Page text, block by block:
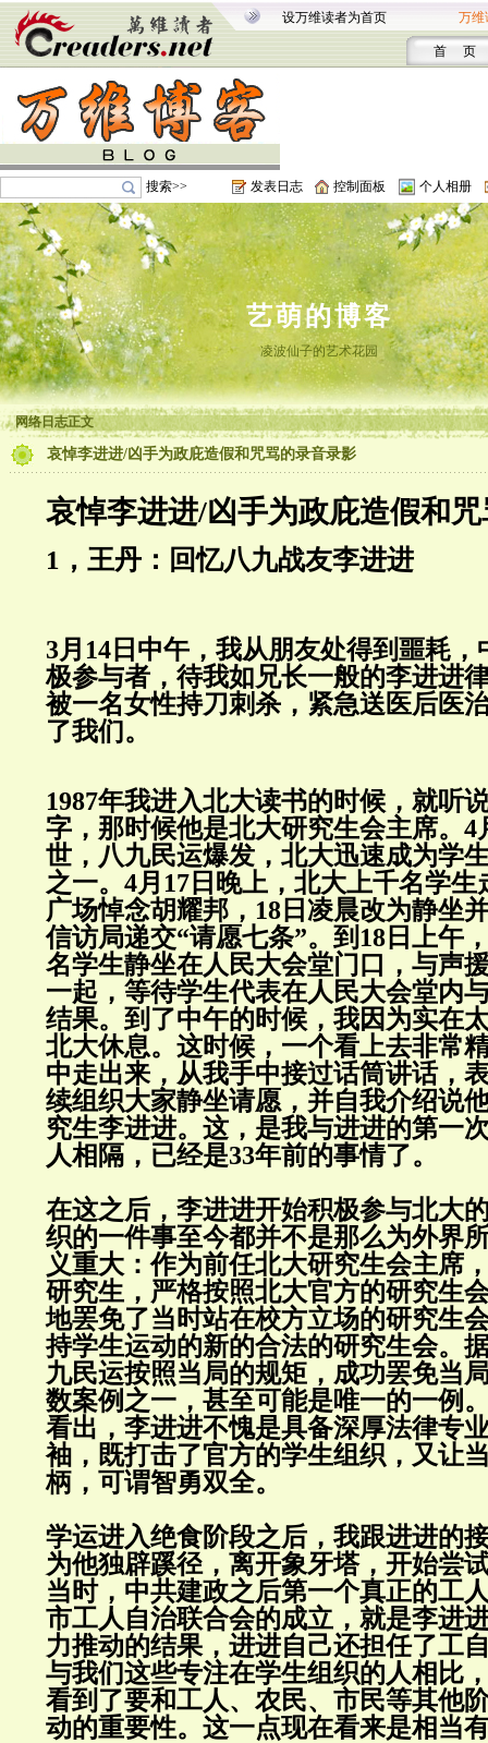
设万维读者为首页 万维
首 页
搜索>> 发表日志 控制面板 个人相册
艺萌的博客
凌波仙子的艺术花园
网络日志正文
哀悼李进进/凶手为政庇造假和咒骂的录音录影
哀悼李进进/凶手为政庇造假和
1，王丹：回忆八九战友李进进
3月14日中午，我从朋友处得到噩耗
极参与者，待我如兄长一般的李进进
被一名女性持刀刺杀，紧急送医后医
了我们。
1987年我进入北大读书的时候，就听
字，那时候他是北大研究生会主席。4
世，八九民运爆发，北大迅速成为学
之一。4月17日晚上，北大上千名学
广场悼念胡耀邦，18日凌晨改为静坐
信访局递交“请愿七条”。到18日上午
名学生静坐在人民大会堂门口，与声
一起，等待学生代表在人民大会堂内
结果。到了中午的时候，我因为实在
北大休息。这时候，一个看上去非常
中走出来，从我手中接过话筒讲话，
续组织大家静坐请愿，并自我介绍说
究生李进进。这，是我与进进的第一
人相隔，已经是33年前的事情了。
在这之后，李进进开始积极参与北大
织的一件事至今都并不是那么为外界
义重大：作为前任北大研究生会主席
研究生，严格按照北大官方的研究生
地罢免了当时站在校方立场的研究生
持学生运动的新的合法的研究生会。
九民运按照当局的规矩，成功罢免当
数案例之一，甚至可能是唯一的一例
看出，李进进不愧是具备深厚法律专
袖，既打击了官方的学生组织，又让
柄，可谓智勇双全。
学运进入绝食阶段之后，我跟进进的
为他独辟蹊径，离开象牙塔，开始尝
当时，中共建政之后第一个真正的工
市工人自治联合会的成立，就是李进
力推动的结果，进进自己还担任了工
与我们这些专注在学生组织的人相比
看到了要和工人、农民、市民等其他
动的重要性。这一点现在看来是相当